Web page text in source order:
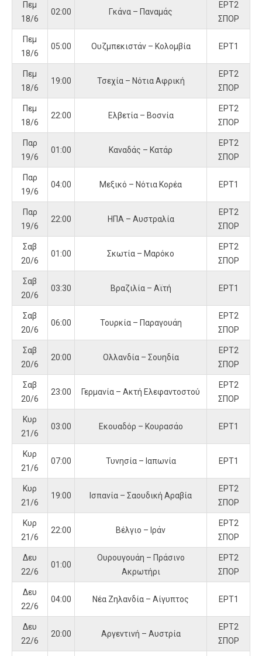
Πεμ
18/6
02:00 Γκάνα – Παναμάς
ΕΡΤ2
ΣΠΟΡ
Πεμ
18/6
05:00 Ουζμπεκιστάν – Κολομβία ΕΡΤ1
Πεμ
18/6
19:00 Τσεχία – Νότια Αφρική
ΕΡΤ2
ΣΠΟΡ
Πεμ
18/6
22:00 Ελβετία – Βοσνία
ΕΡΤ2
ΣΠΟΡ
Παρ
19/6
01:00 Καναδάς – Κατάρ
ΕΡΤ2
ΣΠΟΡ
Παρ
19/6
04:00 Μεξικό – Νότια Κορέα ΕΡΤ1
Παρ
19/6
22:00 ΗΠΑ – Αυστραλία
ΕΡΤ2
ΣΠΟΡ
Σαβ
20/6
01:00 Σκωτία – Μαρόκο
ΕΡΤ2
ΣΠΟΡ
Σαβ
20/6
03:30 Βραζιλία – Αϊτή ΕΡΤ1
Σαβ
20/6
06:00 Τουρκία – Παραγουάη
ΕΡΤ2
ΣΠΟΡ
Σαβ
20/6
20:00 Ολλανδία – Σουηδία
ΕΡΤ2
ΣΠΟΡ
Σαβ
20/6
23:00 Γερμανία – Ακτή Ελεφαντοστού
ΕΡΤ2
ΣΠΟΡ
Κυρ
21/6
03:00 Εκουαδόρ – Κουρασάο ΕΡΤ1
Κυρ
21/6
07:00 Τυνησία – Ιαπωνία ΕΡΤ1
Κυρ
21/6
19:00 Ισπανία – Σαουδική Αραβία
ΕΡΤ2
ΣΠΟΡ
Κυρ
21/6
22:00 Βέλγιο – Ιράν
ΕΡΤ2
ΣΠΟΡ
Δευ
22/6
01:00
Ουρουγουάη – Πράσινο
Ακρωτήρι
ΕΡΤ2
ΣΠΟΡ
Δευ
22/6
04:00 Νέα Ζηλανδία – Αίγυπτος ΕΡΤ1
Δευ
22/6
20:00 Αργεντινή – Αυστρία
ΕΡΤ2
ΣΠΟΡ